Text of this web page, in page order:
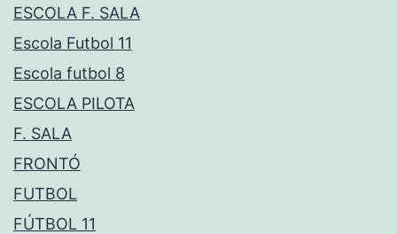
ESCOLA F. SALA
Escola Futbol 11
Escola futbol 8
ESCOLA PILOTA
F. SALA
FRONTÓ
FUTBOL
FÚTBOL 11